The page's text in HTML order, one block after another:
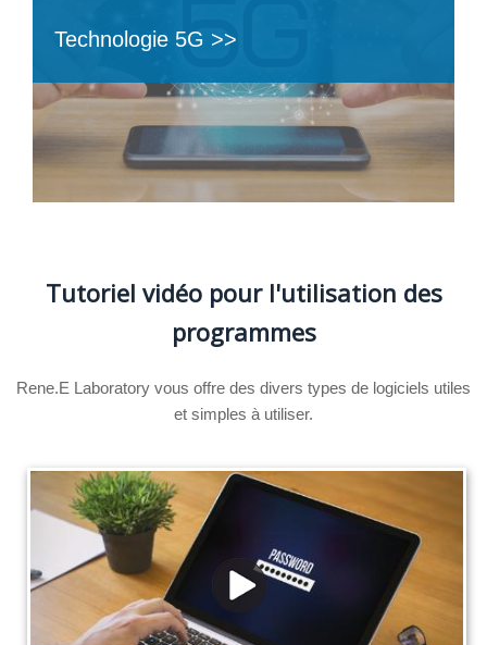
Technologie 5G >>
Tutoriel vidéo pour l'utilisation des
programmes
Rene.E Laboratory vous offre des divers types de logiciels utiles
et simples à utiliser.